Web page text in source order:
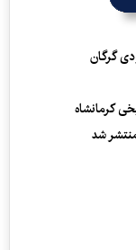
گرگان
کرمانشاه
شد